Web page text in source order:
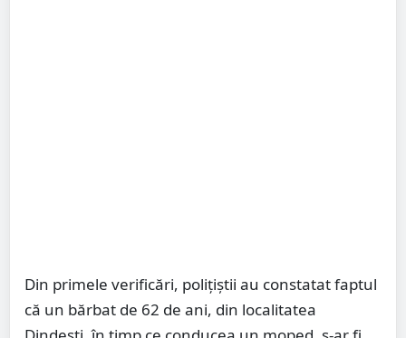
Din primele verificări, polițiştii au constatat faptul
că un bărbat de 62 de ani, din localitatea